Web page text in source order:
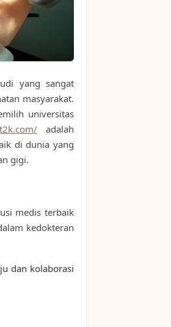
yang sangat
masyarakat.
universitas
adalah
di dunia yang
gigi.
medis terbaik
kedokteran
dan kolaborasi